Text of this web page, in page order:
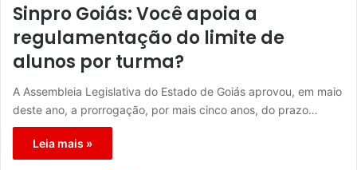
Sinpro Goiás: Você apoia a
regulamentação do limite de
alunos por turma?
A Assembleia Legislativa do Estado de Goiás aprovou, em maio
deste ano, a prorrogação, por mais cinco anos, do prazo…
Leia mais »